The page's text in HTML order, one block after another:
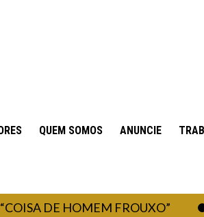
QUEM SOMOS ANUNCIE
DE HOMEM FROUXO”